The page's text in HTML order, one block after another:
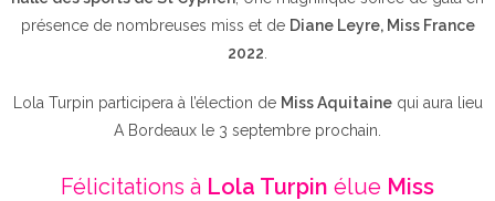
présence de nombreuses miss et de Diane Leyre, Miss France
2022
Lola Turpin participera à l’élection de Miss Aquitainequi aura lieu
A Bordeaux le 3 septembre prochain.
Félicitations à Lola Turpin élue Miss